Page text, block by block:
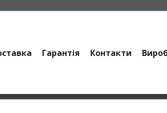
Гарантія Контакти